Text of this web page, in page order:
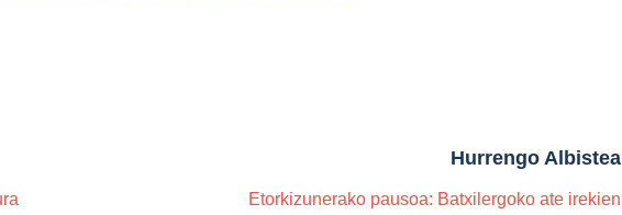
Hurrengo Albistea
Etorkizunerako pausoa: Batxilergoko ate irekien